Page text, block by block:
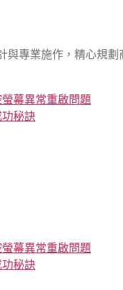
專業施作，精心規
幕異常重啟問題
秘訣
幕異常重啟問題
秘訣